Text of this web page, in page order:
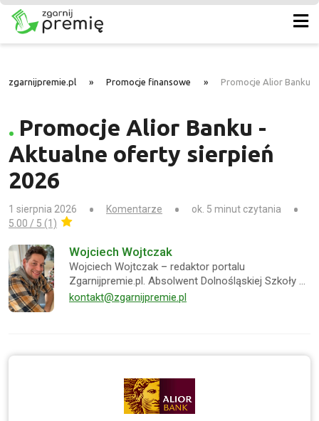
zgarnijpremie.pl » Promocje finansowe » Promocje Alior Banku
Promocje Alior Banku -
Aktualne oferty sierpień
2026
1 sierpnia 2026 Komentarze
ok. 5 minut czytania
5.00 / 5 (1)
Wojciech Wojtczak
Wojciech Wojtczak – redaktor portalu
Zgarnijpremie.pl. Absolwent Dolnośląskiej Szkoły …
kontakt@zgarnijpremie.pl